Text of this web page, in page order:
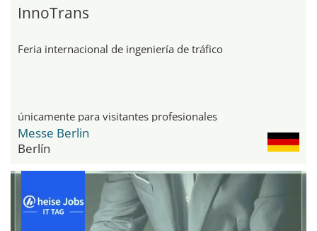
InnoTrans
Feria internacional de ingeniería de tráfico
únicamente para visitantes profesionales
Messe Berlin
Berlín